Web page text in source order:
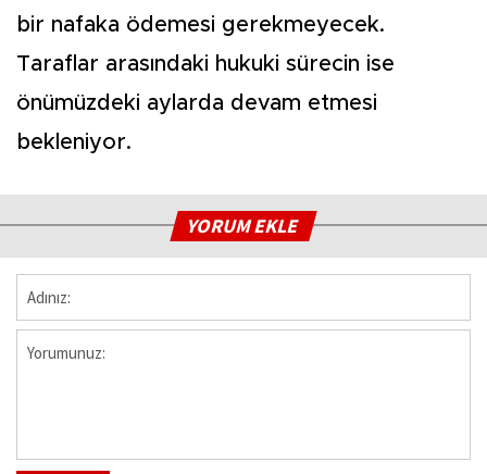
bir nafaka ödemesi gerekmeyecek.
Taraflar arasındaki hukuki sürecin ise
önümüzdeki aylarda devam etmesi
bekleniyor.
YORUM EKLE